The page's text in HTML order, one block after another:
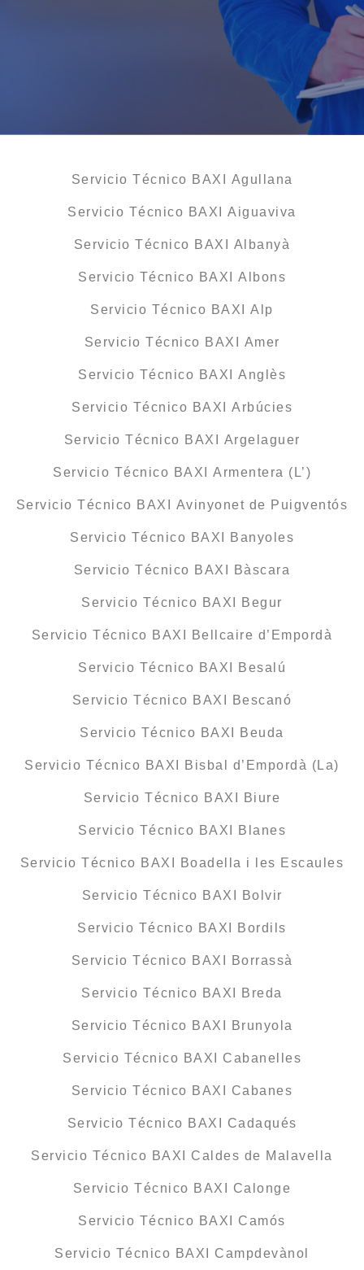
Servicio Técnico BAXI Agullana
Servicio Técnico BAXI Aiguaviva
Servicio Técnico BAXI Albanyà
Servicio Técnico BAXI Albons
Servicio Técnico BAXI Alp
Servicio Técnico BAXI Amer
Servicio Técnico BAXI Anglès
Servicio Técnico BAXI Arbúcies
Servicio Técnico BAXI Argelaguer
Servicio Técnico BAXI Armentera (L’)
Servicio Técnico BAXI Avinyonet de Puigventós
Servicio Técnico BAXI Banyoles
Servicio Técnico BAXI Bàscara
Servicio Técnico BAXI Begur
Servicio Técnico BAXI Bellcaire d’Empordà
Servicio Técnico BAXI Besalú
Servicio Técnico BAXI Bescanó
Servicio Técnico BAXI Beuda
Servicio Técnico BAXI Bisbal d’Empordà (La)
Servicio Técnico BAXI Biure
Servicio Técnico BAXI Blanes
Servicio Técnico BAXI Boadella i les Escaules
Servicio Técnico BAXI Bolvir
Servicio Técnico BAXI Bordils
Servicio Técnico BAXI Borrassà
Servicio Técnico BAXI Breda
Servicio Técnico BAXI Brunyola
Servicio Técnico BAXI Cabanelles
Servicio Técnico BAXI Cabanes
Servicio Técnico BAXI Cadaqués
Servicio Técnico BAXI Caldes de Malavella
Servicio Técnico BAXI Calonge
Servicio Técnico BAXI Camós
Servicio Técnico BAXI Campdevànol